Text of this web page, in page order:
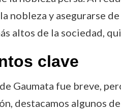
nobleza y asegurarse
altos de la sociedad,
clave
Gaumata fue breve,
destacamos algunos